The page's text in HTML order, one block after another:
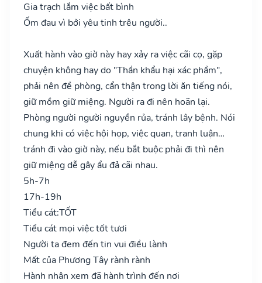
Gia trạch lắm việc bất bình
Ốm đau vì bởi yêu tinh trêu người..
Xuất hành vào giờ này hay xảy ra việc cãi cọ, gặp
chuyện không hay do "Thần khẩu hại xác phầm",
phải nên đề phòng, cẩn thận trong lời ăn tiếng nói,
giữ mồm giữ miệng. Người ra đi nên hoãn lại.
Phòng người người nguyền rủa, tránh lây bệnh. Nói
chung khi có việc hội họp, việc quan, tranh luận…
tránh đi vào giờ này, nếu bắt buộc phải đi thì nên
giữ miệng dễ gây ẩu đả cãi nhau.
5h-7h
17h-19h
Tiểu cát:TỐT
Tiểu cát mọi việc tốt tươi
Người ta đem đến tin vui điều lành
Mất của Phương Tây rành rành
Hành nhân xem đã hành trình đến nơi